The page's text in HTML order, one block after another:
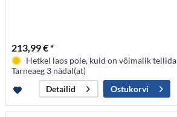
213,99 € *
Hetkel laos pole, kuid on võimalik tellida
Tarneaeg 3 nädal(at)
Detailid
Ostukorvi